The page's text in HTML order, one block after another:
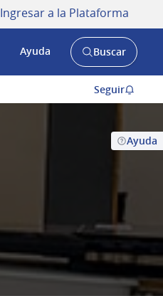
Ingresar a la Plataforma
Ayuda
AbrirBuscar
Seguir
Ayuda